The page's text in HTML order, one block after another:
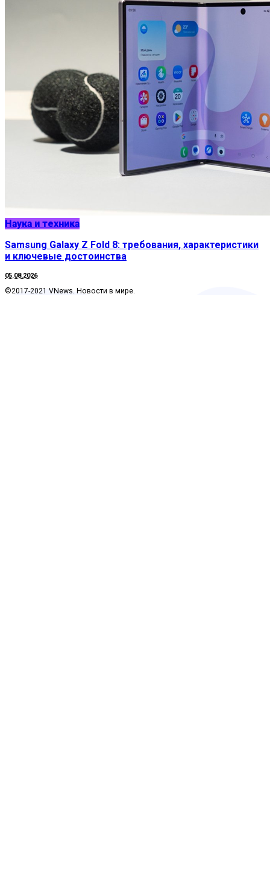
Наука и техника
Samsung Galaxy Z Fold 8: требования, характеристики
и ключевые достоинства
05.08.2026
©2017-2021 VNews. Новости в мире.